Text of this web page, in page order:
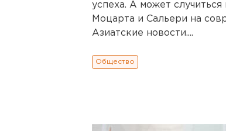
успеха. А может
Моцарта и Сальери на
Азиатские новости....
Общество